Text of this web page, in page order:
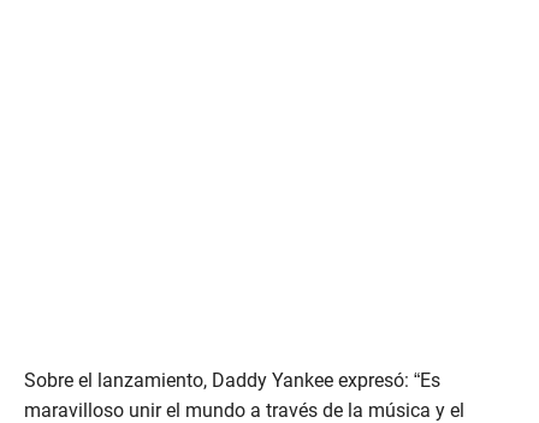
Sobre el lanzamiento, Daddy Yankee expresó: “Es
maravilloso unir el mundo a través de la música y el